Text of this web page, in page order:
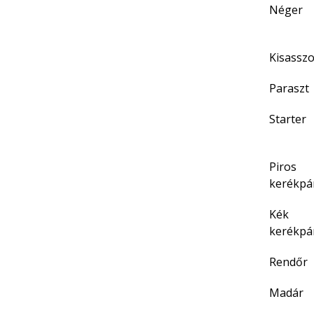
Néger
Paraszt
Starter
Piros
Kék
Rendőr
Madár